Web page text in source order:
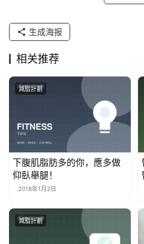
生成海报
相关推荐
減脂計劃
下腹肌脂肪多的你，應多做
仰臥舉腿！
2018年1月2日
減脂計劃